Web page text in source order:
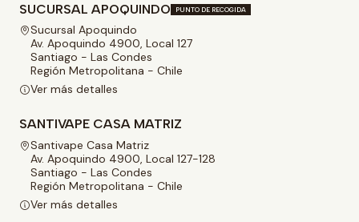
SUCURSAL APOQUINDO PUNTO DE RECOGIDA
Sucursal Apoquindo
Av. Apoquindo 4900, Local 127
Santiago - Las Condes
Región Metropolitana - Chile
Ver más detalles
SANTIVAPE CASA MATRIZ
Santivape Casa Matriz
Av. Apoquindo 4900, Local 127-128
Santiago - Las Condes
Región Metropolitana - Chile
Ver más detalles